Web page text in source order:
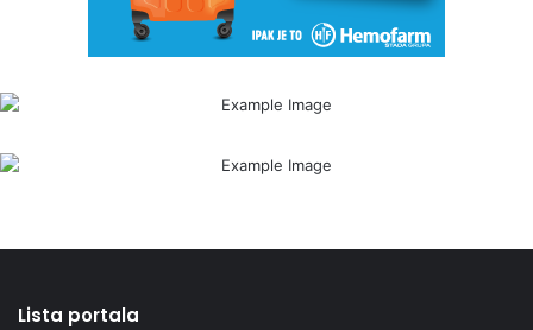
Lista portala